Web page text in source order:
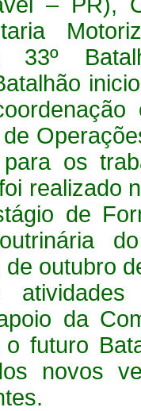
33º
os
realizado
de
outubro
da
futuro
novos